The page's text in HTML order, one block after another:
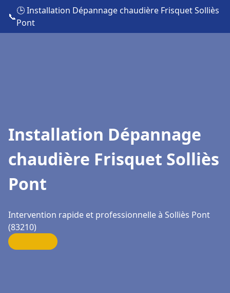
📞
🕒 Installation Dépannage chaudière Frisquet Solliès
Pont
Installation Dépannage
chaudière Frisquet Solliès
Pont
Intervention rapide et professionnelle à Solliès Pont
(83210)